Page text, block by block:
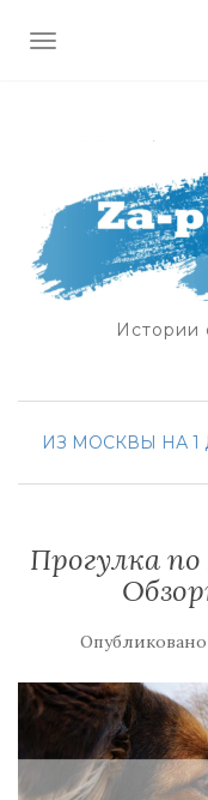
ПОКАЗАТЬ/
Истории
ИЗ МОСКВЫ НА 1
Прогулка по
Опубликовано